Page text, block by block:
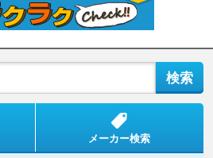
メーカー検索